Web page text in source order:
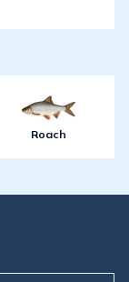
Roach